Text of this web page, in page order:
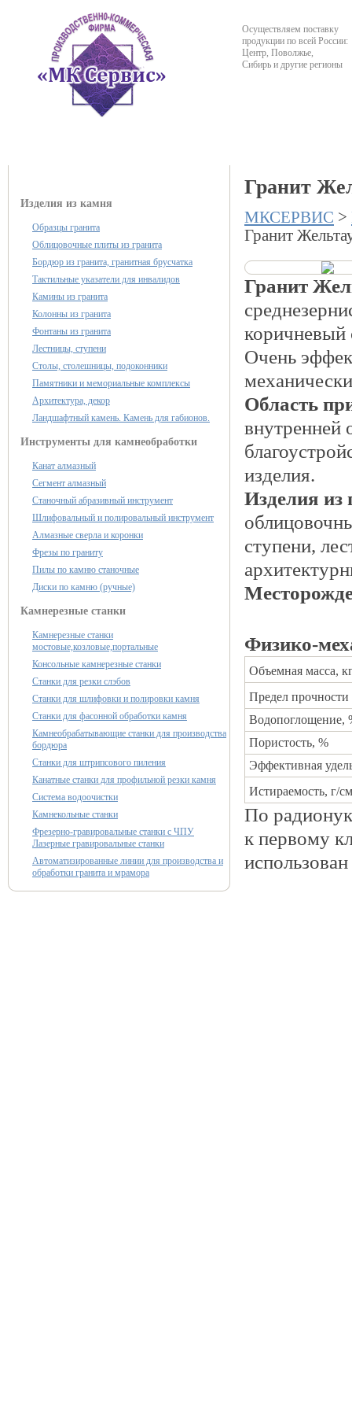
Гранит
МКСЕРВИС >
Гранит
Гранит
коричневый
Очень
Область
внутренней
изделия.
Изделия из
ступени,
Физико-
Объемная масса,
Предел
Водопоглощение,
Пористость, %
Эффективная
Истираемость, г/см
По
к первому
Изделия из камня
Образцы гранита
Облицовочные плиты из гранита
Бордюр из гранита, гранитная брусчатка
Тактильные указатели для инвалидов
Камины из гранита
Колонны из гранита
Фонтаны из гранита
Лестницы, ступени
Столы, столешницы, подоконники
Памятники и мемориальные комплексы
Архитектура, декор
Ландшафтный камень. Камень для габионов.
Инструменты для камнеобработки
Канат алмазный
Сегмент алмазный
Станочный абразивный инструмент
Шлифовальный и полировальный инструмент
Алмазные сверла и коронки
Фрезы по граниту
Пилы по камню станочные
Диски по камню (ручные)
Камнерезные станки
Камнерезные станки
мостовые,козловые,портальные
Консольные камнерезные станки
Станки для резки слэбов
Станки для шлифовки и полировки камня
Станки для фасонной обработки камня
Камнеобрабатывающие станки для производства
бордюра
Станки для штрипсового пиления
Канатные станки для профильной резки камня
Система водоочистки
Камнекольные станки
Фрезерно-гравировальные станки с ЧПУ
Лазерные гравировальные станки
Автоматизированные линии для производства и
обработки гранита и мрамора
Осуществляем поставку
продукции по всей России:
Центр, Поволжье,
Сибирь и другие регионы